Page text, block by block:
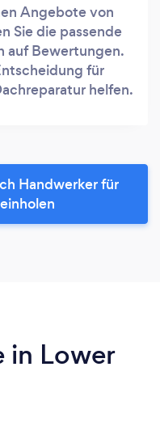
Angebote von
Sie die passende
auf Bewertungen.
für
helfen.
Handwerker für
in Lower